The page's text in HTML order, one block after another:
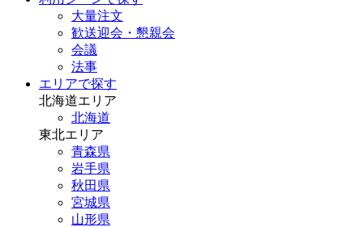
大量注文
歓送迎会・懇親会
会議
法事
エリアで探す
北海道エリア
北海道
東北エリア
青森県
岩手県
秋田県
宮城県
山形県